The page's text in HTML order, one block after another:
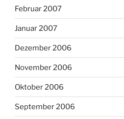
Februar 2007
Januar 2007
Dezember 2006
November 2006
Oktober 2006
September 2006